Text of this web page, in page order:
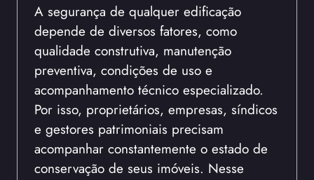
A segurança de qualquer edificação
depende de diversos fatores, como
qualidade construtiva, manutenção
preventiva, condições de uso e
acompanhamento técnico especializado.
Por isso, proprietários, empresas, síndicos
e gestores patrimoniais precisam
acompanhar constantemente o estado de
conservação de seus imóveis. Nesse